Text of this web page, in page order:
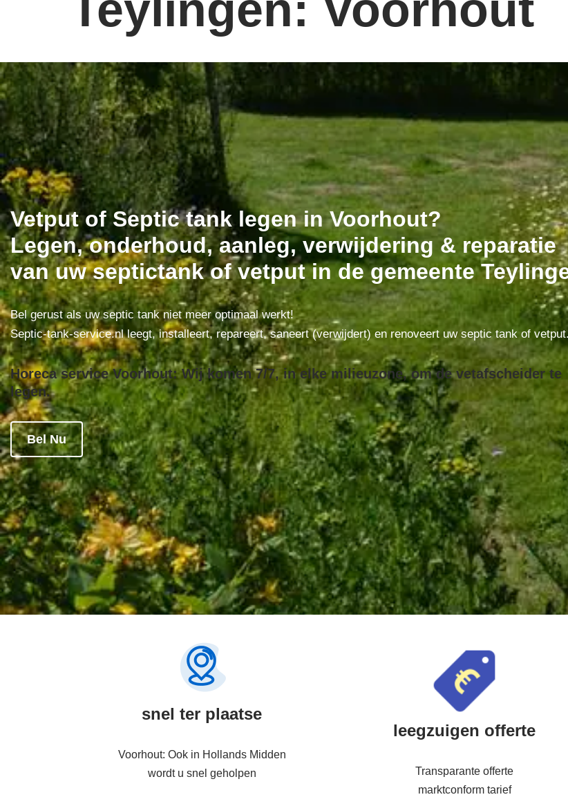
Vetput of Septic tank legen in Voorhout?
Legen, onderhoud, aanleg, verwijdering & reparatie
van uw septictank of vetput in de gemeente
Bel gerust als uw septic tank niet meer optimaal werkt!
Septic-tank-service.nl leegt, installeert, repareert, saneert (verwijdert) en renoveert uw septic tank of vetput.
Horeca service Voorhout: Wij komen 7/7, in elke milieuzone, om de vetafscheider te
legen.
Bel Nu
snel ter plaatse
Voorhout: Ook in Hollands Midden
wordt u snel geholpen
leegzuigen offerte
Transparante offerte
marktconform tarief